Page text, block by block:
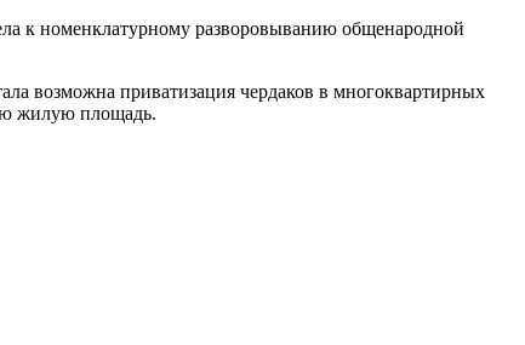
к номенклатурному разворовыванию общенародной
возможна приватизация чердаков в многоквартирных
жилую площадь.